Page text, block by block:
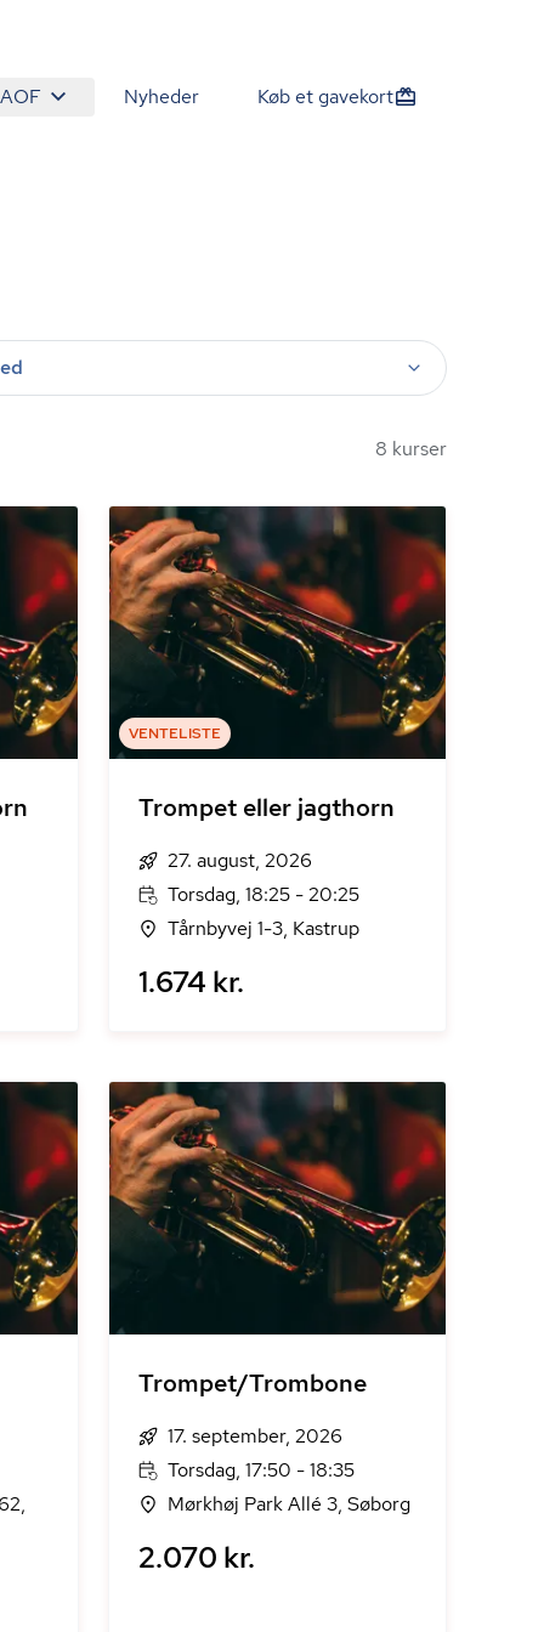
Nyheder Køb et gavekort
8 kurser
VENTELISTE
Trompet eller jagthorn
27. august, 2026
Torsdag, 18:25 - 20:25
Tårnbyvej 1-3, Kastrup
1.674 kr.
Trompet/Trombone
17. september, 2026
Torsdag, 17:50 - 18:35
Mørkhøj Park Allé 3, Søborg
2.070 kr.